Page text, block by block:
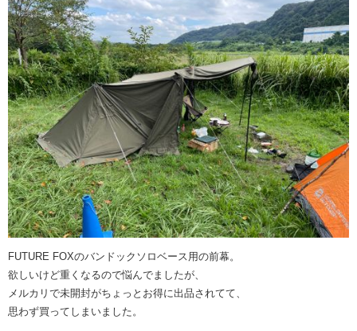
FUTURE FOXのバンドックソロベース用の前幕。
欲しいけど重くなるので悩んでましたが、
メルカリで未開封がちょっとお得に出品されてて、
思わず買ってしまいました。